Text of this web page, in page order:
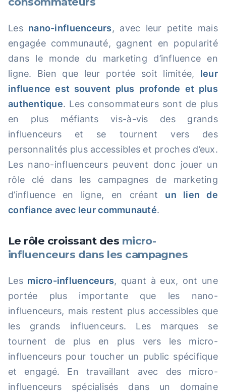
Les nano-influenceurs, avec leur petite mais
engagée communauté, gagnent en popularité
dans le monde du marketing d’influence en
ligne. Bien que leur portée soit limitée, leur
influence est souvent plus profonde et plus
authentique. Les consommateurs sont de plus
en plus méfiants vis-à-vis des grands
influenceurs et se tournent vers des
personnalités plus accessibles et proches d’eux.
Les nano-influenceurs peuvent donc jouer un
rôle clé dans les campagnes de marketing
d’influence en ligne, en créant un lien de
confiance avec leur communauté.
Le rôle croissant des micro-
influenceurs dans les campagnes
Les micro-influenceurs, quant à eux, ont une
portée plus importante que les nano-
influenceurs, mais restent plus accessibles que
les grands influenceurs. Les marques se
tournent de plus en plus vers les micro-
influenceurs pour toucher un public spécifique
et engagé. En travaillant avec des micro-
influenceurs spécialisés dans un domaine